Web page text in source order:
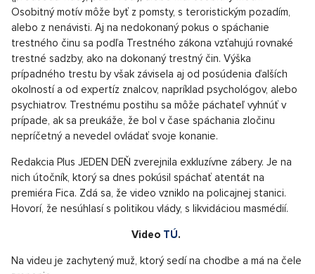
Na premiéra strieľal 71-ročný umelec Juraj Cintula z Levíc.
Útočníkovi za pokus o úkladnú vraždu hrozí až doživotný trest.
Trestný zákon hovorí, že kto iného úmyselne usmrtí s vopred
uváženou pohnútkou, potrestá sa odňatím slobody na
dvadsať až dvadsaťpäť rokov. Doživotie môže páchateľ
dostať v prípade, že útok bol namierený na chránenú osobu
(predsedu vlády, pozn. red.), alebo mal osobitný motív.
Osobitný motív môže byť z pomsty, s teroristickým pozadím,
alebo z nenávisti. Aj na nedokonaný pokus o spáchanie
trestné sadzby, ako na dokonaný trestný čin. Výška
prípadného trestu by však závisela aj od posúdenia ďalších
okolností a od expertíz znalcov, napríklad psychológov, alebo
psychiatrov. Trestnému postihu sa môže páchateľ vyhnúť v
nepríčetný a nevedel ovládať svoje konanie.
Redakcia Plus JEDEN DEŇ zverejnila exkluzívne zábery. Je na